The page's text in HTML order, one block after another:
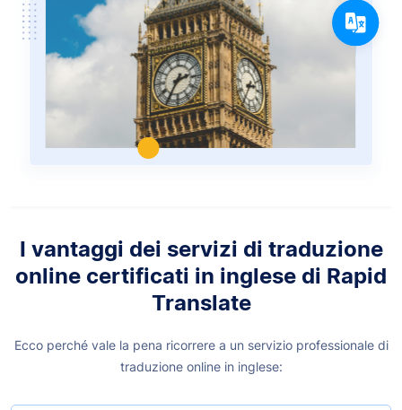
I vantaggi dei servizi di traduzione
online certificati in inglese di Rapid
Translate
Ecco perché vale la pena ricorrere a un servizio professionale di
traduzione online in inglese: